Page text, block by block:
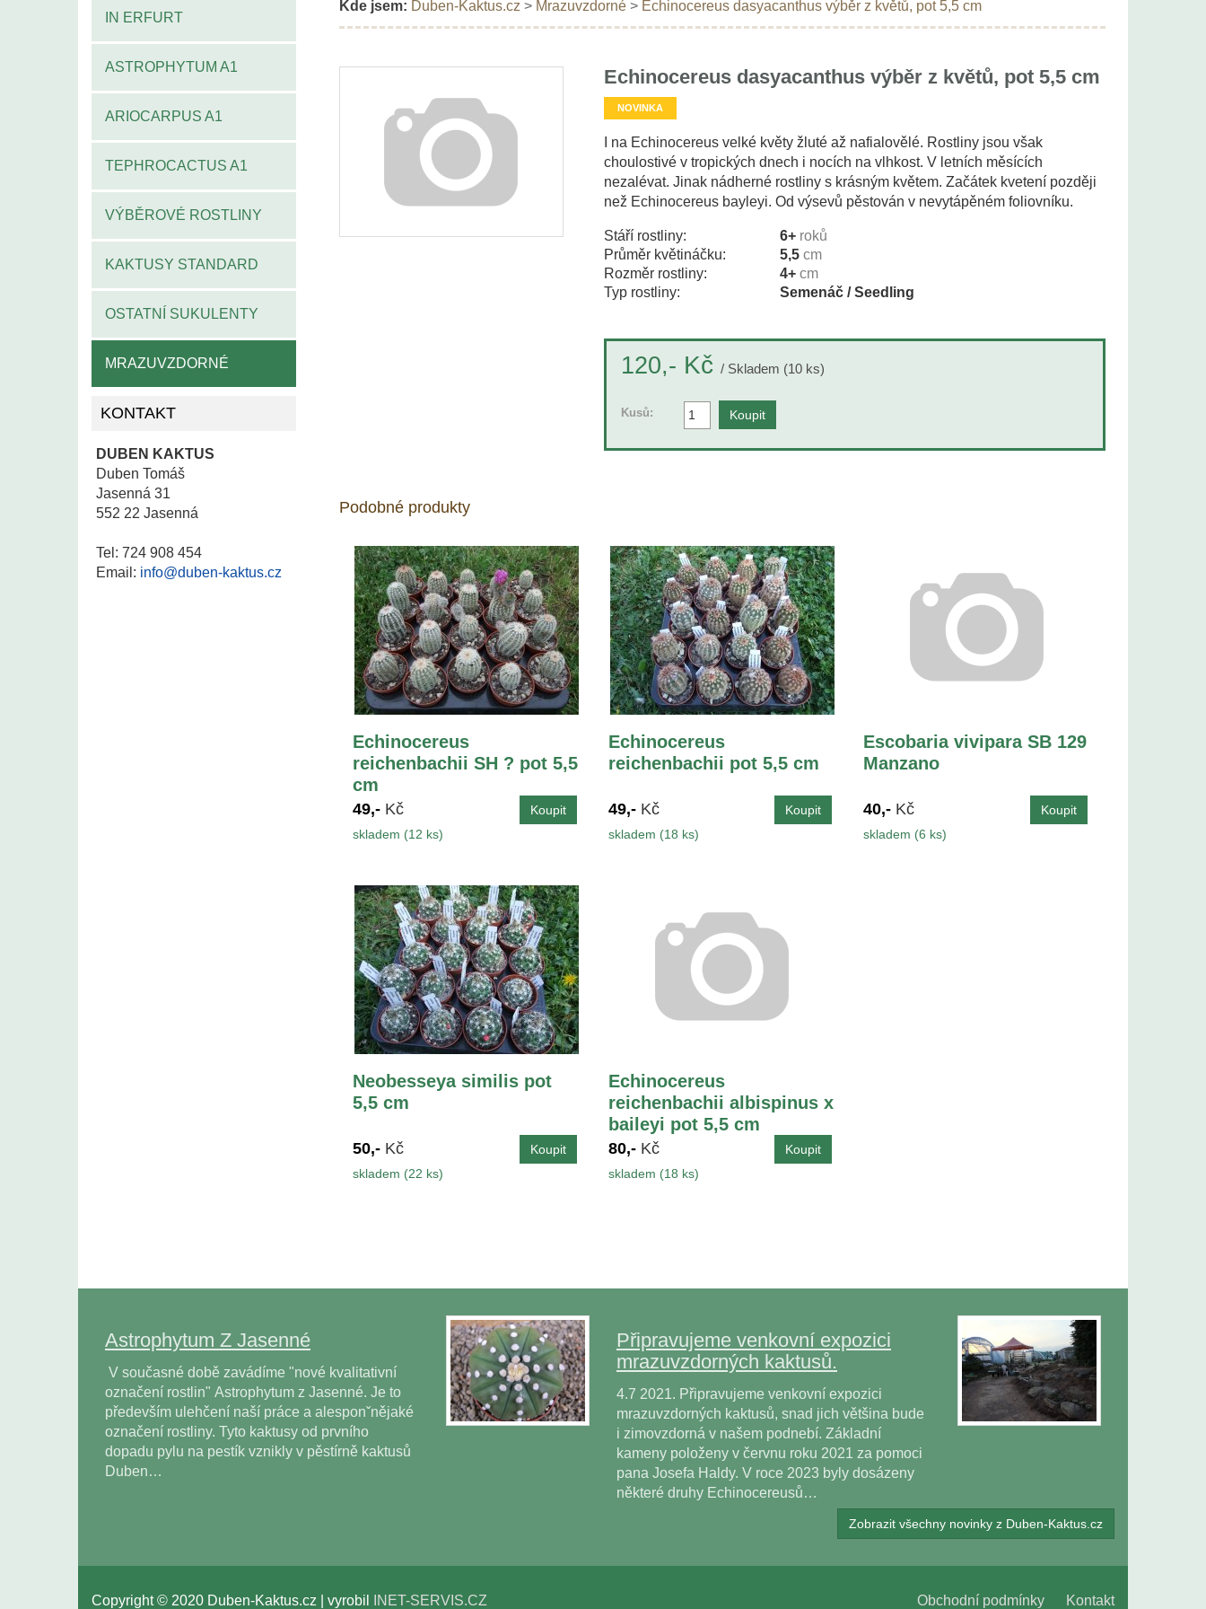
IN ERFURT
ASTROPHYTUM A1
ARIOCARPUS A1
TEPHROCACTUS A1
VÝBĚROVÉ ROSTLINY
KAKTUSY STANDARD
OSTATNÍ SUKULENTY
MRAZUVZDORNÉ
KONTAKT
DUBEN KAKTUS
Duben Tomáš
Jasenná 31
552 22 Jasenná
Tel: 724 908 454
Email: info@duben-kaktus.cz
Kde jsem: Duben-Kaktus.cz > Mrazuvzdorné> Echinocereus dasyacanthus výběr z květů, pot 5,5 cm
Echinocereus dasyacanthus výběr z květů, pot 5,5 cm
NOVINKA
I na Echinocereus velké květy žluté až nafialovělé. Rostliny jsou však
choulostivé v tropických dnech i nocích na vlhkost. V letních měsících
nezalévat. Jinak nádherné rostliny s krásným květem. Začátek kvetení později
než Echinocereus bayleyi. Od výsevů pěstován v nevytápěném foliovníku.
Stáří rostliny: 6+ roků
Průměr květináčku:
5,5 cm
Rozměr rostliny:
4+ cm
Typ rostliny:
Semenáč / Seedling
120,- Kč / Skladem (10 ks)
Kusů:
Podobné produkty
Echinocereus
reichenbachii SH ? pot 5,5
cm
49,- Kč
skladem (12 ks)
Echinocereus
reichenbachii pot 5,5 cm
49,- Kč
skladem (18 ks)
Escobaria vivipara SB 129
Manzano
40,- Kč
skladem (6 ks)
Neobesseya similis pot
5,5 cm
50,- Kč
skladem (22 ks)
Echinocereus
reichenbachii albispinus x
baileyi pot 5,5 cm
80,- Kč
skladem (18 ks)
Astrophytum Z Jasenné
V současné době zavádíme "nové kvalitativní
označení rostlin" Astrophytum z Jasenné. Je to
především ulehčení naší práce a alesponˇnějaké
označení rostliny. Tyto kaktusy od prvního
dopadu pylu na pestík vznikly v pěstírně kaktusů
Duben…
Připravujeme venkovní expozici
mrazuvzdorných kaktusů.
4.7 2021. Připravujeme venkovní expozici
mrazuvzdorných kaktusů, snad jich většina bude
i zimovzdorná v našem podnebí. Základní
kameny položeny v červnu roku 2021 za pomoci
pana Josefa Haldy. V roce 2023 byly dosázeny
některé druhy Echinocereusů…
Zobrazit všechny novinky z Duben-Kaktus.cz
Obchodní podmínky Kontakt
Copyright © 2020 Duben-Kaktus.cz | vyrobil INET-SERVIS.CZ